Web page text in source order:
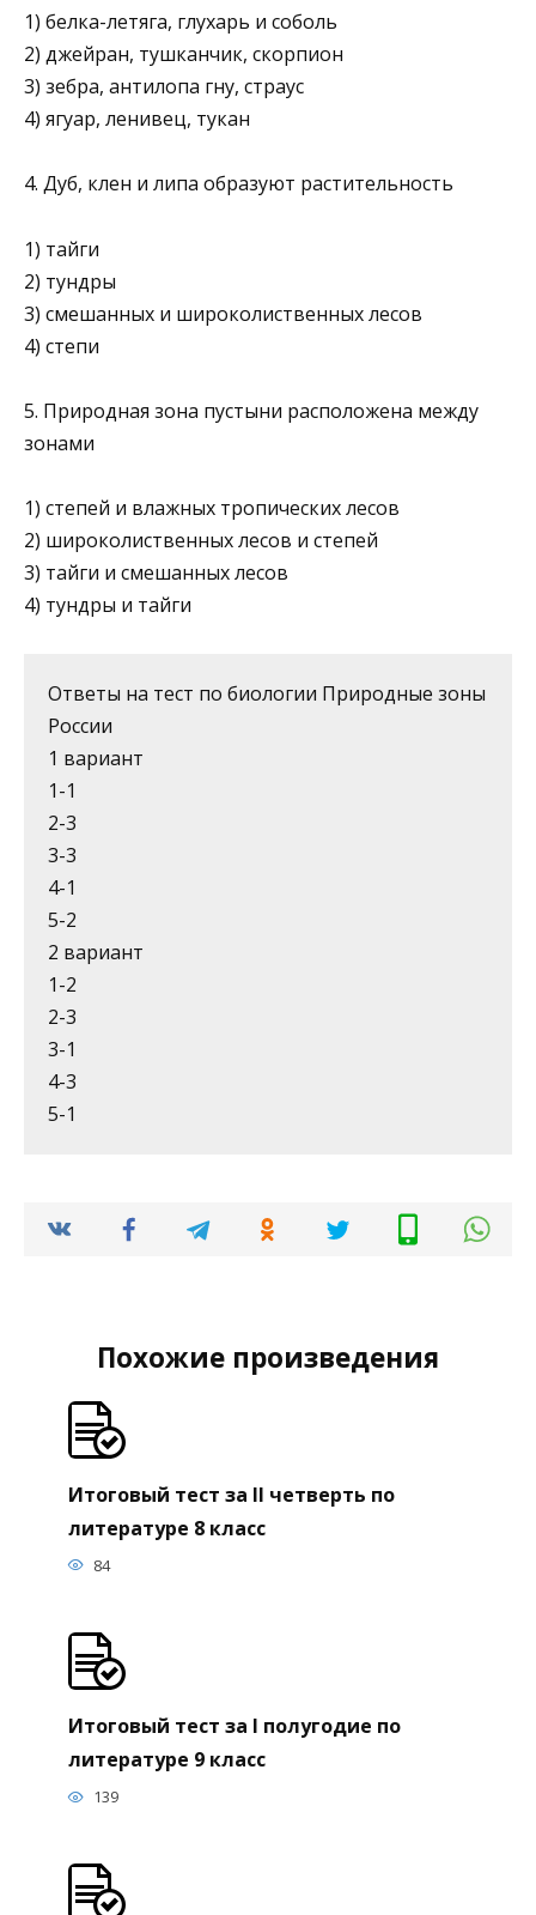
1) белка-летяга, глухарь и соболь
2) джейран, тушканчик, скорпион
3) зебра, антилопа гну, страус
4) ягуар, ленивец, тукан
4. Дуб, клен и липа образуют растительность
1) тайги
2) тундры
3) смешанных и широколиственных лесов
4) степи
5. Природная зона пустыни расположена между
зонами
1) степей и влажных тропических лесов
2) широколиственных лесов и степей
3) тайги и смешанных лесов
4) тундры и тайги
Ответы на тест по биологии Природные зоны
России
1 вариант
1-1
2-3
3-3
4-1
5-2
2 вариант
1-2
2-3
3-1
4-3
5-1
Похожие произведения
Итоговый тест за II четверть по
литературе 8 класс
84
Итоговый тест за I полугодие по
литературе 9 класс
139